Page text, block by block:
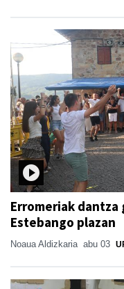
Erromeriak dantza
Estebango plazan
Noaua Aldizkaria abu 03